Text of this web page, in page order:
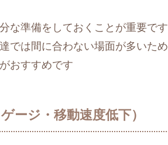
な準備をしておくことが重要です
では間に合わない場面が多いため
おすすめです
ージ・移動速度低下）